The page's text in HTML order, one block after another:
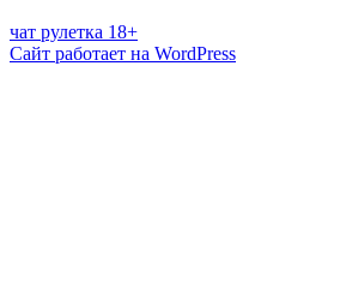
чат рулетка 18+
Сайт работает на WordPress